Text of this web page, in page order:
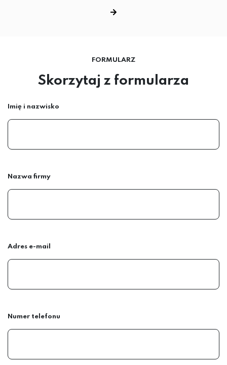
FORMULARZ
Skorzytaj z formularza
Imię i nazwisko
Nazwa firmy
Adres e-mail
Numer telefonu